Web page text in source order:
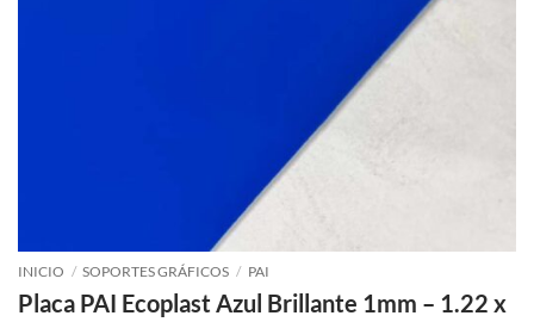
INICIO / SOPORTES GRÁFICOS / PAI
Placa PAI Ecoplast Azul Brillante 1mm – 1.22 x